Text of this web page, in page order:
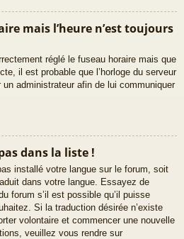
mais l’heure n’est toujours
réglé le fuseau horaire mais que
il est probable que l’horloge du serveur
administrateur afin de lui communiquer
dans la liste !
installé votre langue sur le forum, soit
dans votre langue. Essayez de
forum s’il est possible qu’il puisse
Si la traduction désirée n’existe
volontaire et commencer une nouvelle
veuillez vous rendre sur